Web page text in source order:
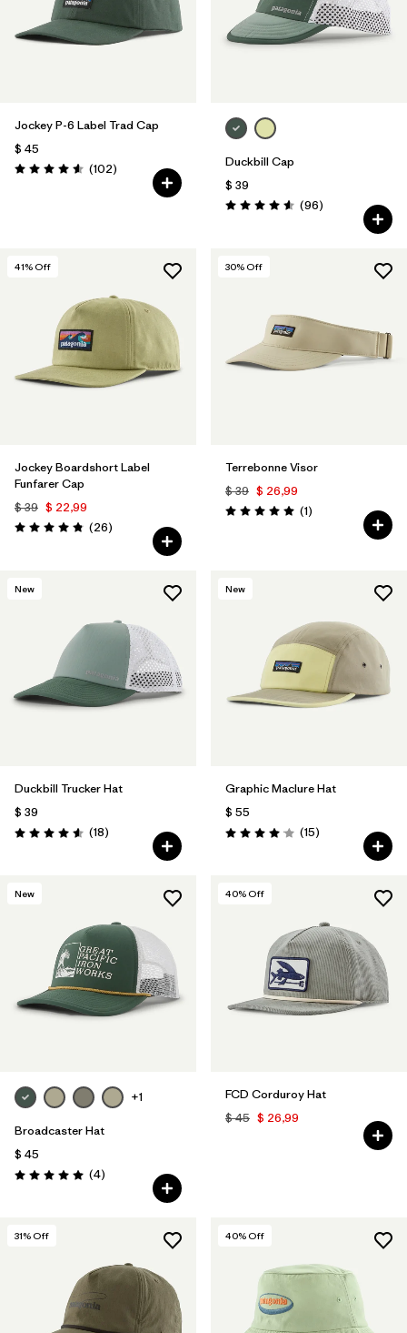
Jockey P-6 Label Trad Cap
$ 45
Valoración: 4.6 / 5
(102Comentarios
)
Duckbill Cap
$ 39
Valoración: 4.6 / 5
(96Comentarios
)
41% Off
Jockey Boardshort Label
Funfarer Cap
$ 39 $ 22,99
Valoración: 4.8 / 5
(26Comentarios
)
30% Off
Terrebonne Visor
$ 39 $ 26,99
Valoración: 5.0 / 5
(1Comentarios
)
New
Duckbill Trucker Hat
$ 39
Valoración: 4.6 / 5
(18Comentarios
)
New
Graphic Maclure Hat
$ 55
Valoración: 4.1 / 5
(15Comentarios
)
New
+1
Broadcaster Hat
$ 45
Valoración: 5.0 / 5
(4Comentarios
)
40% Off
FCD Corduroy Hat
$ 45 $ 26,99
31% Off 40% Off